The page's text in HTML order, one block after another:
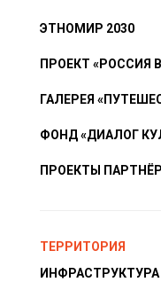
ЭТНОМИР 2030
ПРОЕКТ «РОССИЯ
ГАЛЕРЕЯ
ФОНД «ДИАЛОГ
ПРОЕКТЫ
ТЕРРИТОРИЯ
ИНФРАСТРУКТУРА